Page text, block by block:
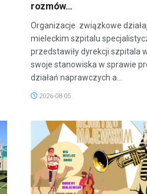
rozmów…
Organizacje związkowe
mieleckim szpitalu
przedstawiły dyrekcji szpitala
swoje stanowiska w sprawie
działań naprawczych a...
2026-08-05